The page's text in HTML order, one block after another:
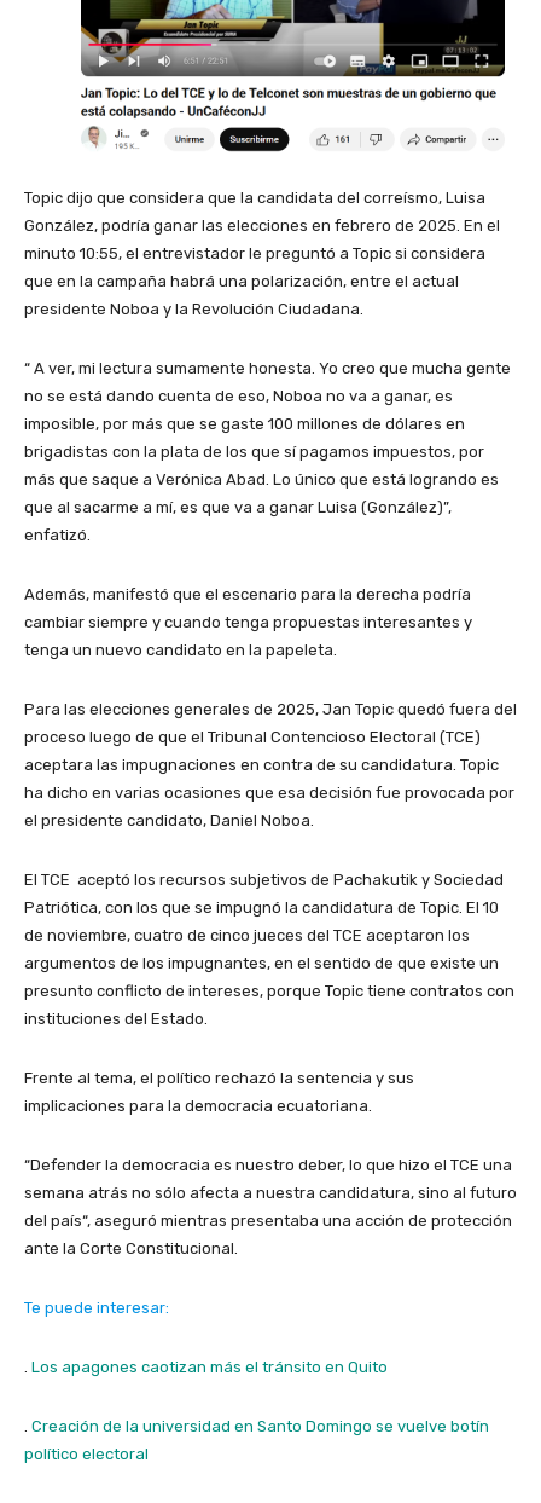
Topic dijo que considera que la candidata del correísmo, Luisa
González, podría ganar las elecciones en febrero de 2025. En el
minuto 10:55, el entrevistador le preguntó a Topic si considera
que en la campaña habrá una polarización, entre el actual
presidente Noboa y la Revolución Ciudadana.
“ A ver, mi lectura sumamente honesta. Yo creo que mucha gente
no se está dando cuenta de eso, Noboa no va a ganar, es
imposible, por más que se gaste 100 millones de dólares en
brigadistas con la plata de los que sí pagamos impuestos, por
más que saque a Verónica Abad. Lo único que está logrando es
que al sacarme a mí, es que va a ganar Luisa (González)”,
enfatizó.
Además, manifestó que el escenario para la derecha podría
cambiar siempre y cuando tenga propuestas interesantes y
tenga un nuevo candidato en la papeleta.
Para las elecciones generales de 2025, Jan Topic quedó fuera del
proceso luego de que el Tribunal Contencioso Electoral (TCE)
aceptara las impugnaciones en contra de su candidatura. Topic
ha dicho en varias ocasiones que esa decisión fue provocada por
el presidente candidato, Daniel Noboa.
El TCE aceptó los recursos subjetivos de Pachakutik y Sociedad
Patriótica, con los que se impugnó la candidatura de Topic. El 10
de noviembre, cuatro de cinco jueces del TCE aceptaron los
argumentos de los impugnantes, en el sentido de que existe un
presunto conflicto de intereses, porque Topic tiene contratos con
instituciones del Estado.
Frente al tema, el político rechazó la sentencia y sus
implicaciones para la democracia ecuatoriana.
“Defender la democracia es nuestro deber, lo que hizo el TCE una
semana atrás no sólo afecta a nuestra candidatura, sino al futuro
del país“, aseguró mientras presentaba una acción de protección
ante la Corte Constitucional.
Te puede interesar:
Los apagones caotizan más el tránsito en Quito
Creación de la universidad en Santo Domingo se vuelve botín
político electoral